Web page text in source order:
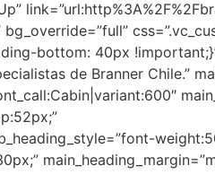
bottom: 40px
de Branner Chile.”